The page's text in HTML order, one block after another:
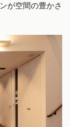
が空間の豊かさ